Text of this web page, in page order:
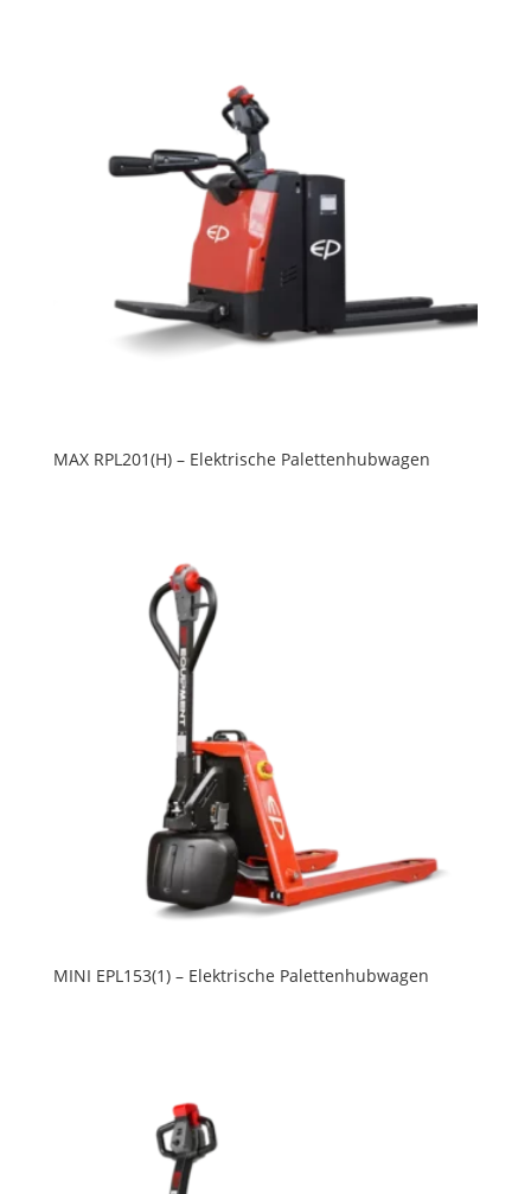
MAX RPL201(H) – Elektrische Palettenhubwagen
MINI EPL153(1) – Elektrische Palettenhubwagen